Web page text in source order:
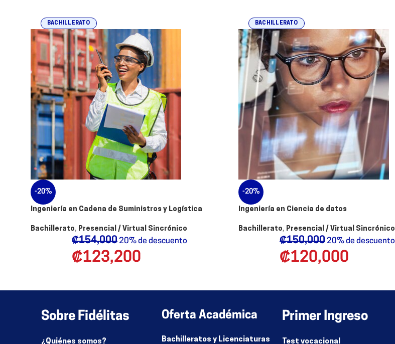
BACHILLERATO
-20%
Ingeniería en Cadena de Suministros y Logística
Bachillerato, Presencial / Virtual Sincrónico
₡154,00020% de descuento
₡123,200
BACHILLERATO
-20%
Ingeniería en Ciencia de datos
Bachillerato, Presencial / Virtual Sincrónico
₡150,00020% de descuento
₡120,000
Sobre Fidélitas
¿Quiénes somos?
Oferta Académica
Bachilleratos y Licenciaturas
Primer Ingreso
Test vocacional